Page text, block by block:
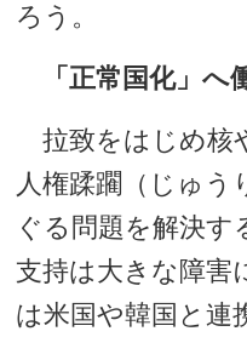
ろう。
「正常国化」へ
拉致をはじめ核
人権蹂躙（じゅう
ぐる問題を解決す
支持は大きな障害
は米国や韓国と連